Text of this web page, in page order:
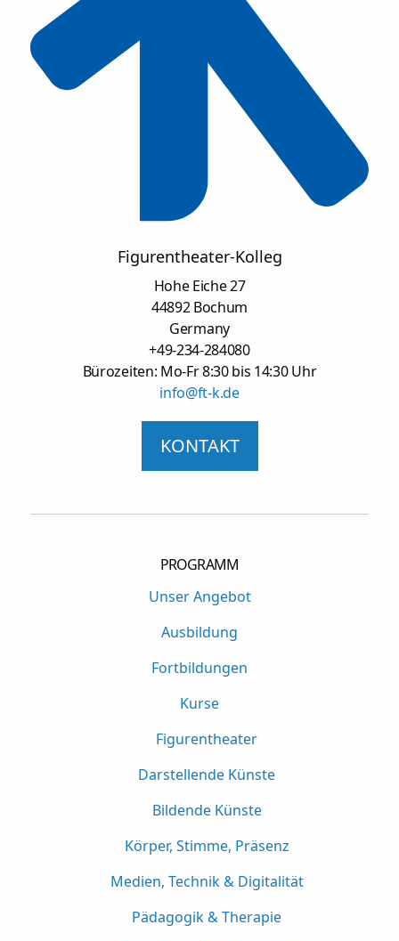
Figurentheater-Kolleg
Hohe Eiche 27
44892 Bochum
Germany
+49-234-284080
Bürozeiten: Mo-Fr 8:30 bis 14:30 Uhr
info@ft-k.de
KONTAKT
PROGRAMM
Unser Angebot
Ausbildung
Fortbildungen
Kurse
Figurentheater
Darstellende Künste
Bildende Künste
Körper, Stimme, Präsenz
Medien, Technik & Digitalität
Pädagogik & Therapie